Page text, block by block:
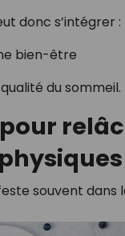
donc s’intégrer :
bien-être
du sommeil.
souvent dans